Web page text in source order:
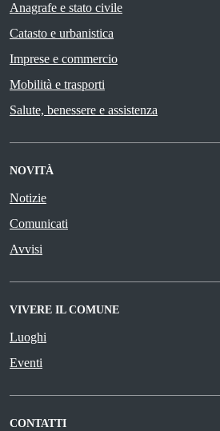
Anagrafe e stato civile
Catasto e urbanistica
Imprese e commercio
Mobilità e trasporti
Salute, benessere e assistenza
NOVITÀ
Notizie
Comunicati
Avvisi
VIVERE IL COMUNE
Luoghi
Eventi
CONTATTI